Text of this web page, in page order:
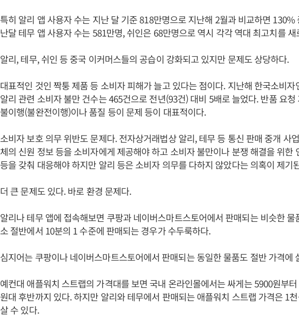
특히 알리 앱 사용자 수는 지난 달 기준 818만명으로 지난해 2월과 비교하면 130%
난달 테무 앱 사용자 수는 581만명, 쉬인은 68만명으로 역시 각각 역대 최고치를 새
알리, 테무, 쉬인 등 중국 이커머스들의 공습이 강화되고 있지만 문제도 상당하다.
대표적인 것인 짝퉁 제품 등 소비자 피해가 늘고 있다는 점이다. 지난해 한국소비자
알리 관련 소비자 불만 건수는 465건으로 전년(93건) 대비 5배로 늘었다. 반품 요청
불이행(불완전이행)이나 품질 등이 문제 등이 대표적이다.
소비자 보호 의무 위반도 문제다. 전자상거래법상 알리, 테무 등 통신 판매 중개 사
체의 신원 정보 등을 소비자에게 제공해야 하고 소비자 불만이나 분쟁 해결을 위한
등을 갖춰 대응해야 하지만 알리 등은 소비자 의무를 다하지 않았다는 의혹이 제기
더 큰 문제도 있다. 바로 환경 문제다.
알리나 테무 앱에 접속해보면 쿠팡과 네이버스마트스토어에서 판매되는 비슷한 물
소 절반에서 10분의 1 수준에 판매되는 경우가 수두룩하다.
심지어는 쿠팡이나 네이버스마트스토어에서 판매되는 동일한 물품도 절반 가격에
예컨대 애플워치 스트랩의 가격대를 보면 국내 온라인몰에서는 싸게는 5900원부
원대 후반까지 있다. 하지만 알리와 테무에서 판매되는 애플워치 스트랩 가격은 1
살 수 있다.